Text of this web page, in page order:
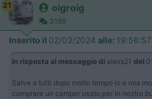
21 oigroig
3199
Inserito il 02/03/2024 alle: 19:56:57
In risposta al messaggio di alexs21 del
Salve a tutti dopo molto tempo io e mia
comprare un camper usato,per in nostro